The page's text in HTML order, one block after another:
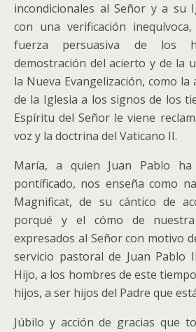
incondicionales al Señor y a su
con una verificación
fuerza persuasiva de los
demostración del acierto y de la
la Nueva Evangelización, como la
de la Iglesia a los signos de los
Espíritu del Señor le viene
voz y la doctrina del Vaticano II.
María, a quien Juan Pablo
pontíficado, nos enseña como
Magnificat, de su cántico de
porqué y el cómo de
expresados al Señor con motivo
servicio pastoral de Juan Pablo
Hijo, a los hombres de este
hijos, a ser hijos del Padre que
Júbilo y acción de gracias que